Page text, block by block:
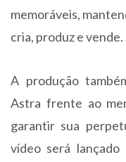
memoráveis,
cria, produz e vende.
A produção
Astra frente ao
garantir sua
vídeo será